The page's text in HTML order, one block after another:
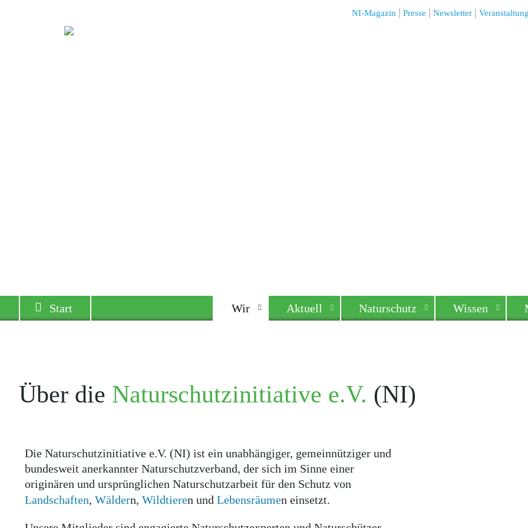
Über die Naturschutzinitiative e.V. (NI)
Die Naturschutzinitiative e.V. (NI) ist ein unabhängiger, gemeinnütziger und
bundesweit anerkannter Naturschutzverband, der sich im Sinne einer
originären und ursprünglichen Naturschutzarbeit für den Schutz von
Landschaften, Wäldern, Wildtieren und Lebensräumen einsetzt.
NI-Magazin Presse Newsletter
Start Wir Aktuell Naturschutz Wissen